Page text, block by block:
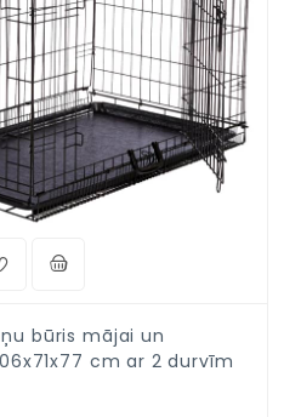
būris mājai un
cm ar 2 durvīm